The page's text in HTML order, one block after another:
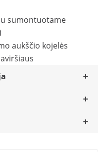
sumontuotame
aukščio kojelės